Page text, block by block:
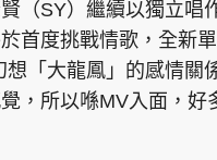
東Touch PCM
（SY）繼續以獨立唱
首度挑戰情歌，全新
想「大龍鳳」的感情關
，所以喺MV入面，